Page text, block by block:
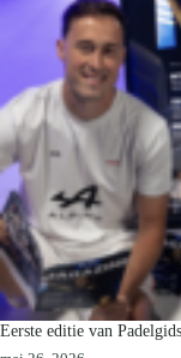
Eerste editie van